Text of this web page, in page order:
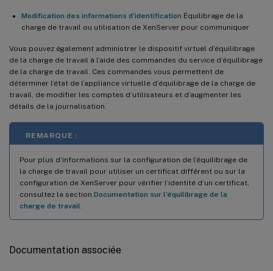
Modification des informations d’identification Équilibrage de la
charge de travail ou utilisation de XenServer pour communiquer
Vous pouvez également administrer le dispositif virtuel d’équilibrage
de la charge de travail à l’aide des commandes du service d’équilibrage
de la charge de travail. Ces commandes vous permettent de
déterminer l’état de l’appliance virtuelle d’équilibrage de la charge de
travail, de modifier les comptes d’utilisateurs et d’augmenter les
détails de la journalisation.
REMARQUE :
Pour plus d’informations sur la configuration de l’équilibrage de
la charge de travail pour utiliser un certificat différent ou sur la
configuration de XenServer pour vérifier l’identité d’un certificat,
consultez la section Documentation sur l’équilibrage de la
charge de travail
Documentation associée